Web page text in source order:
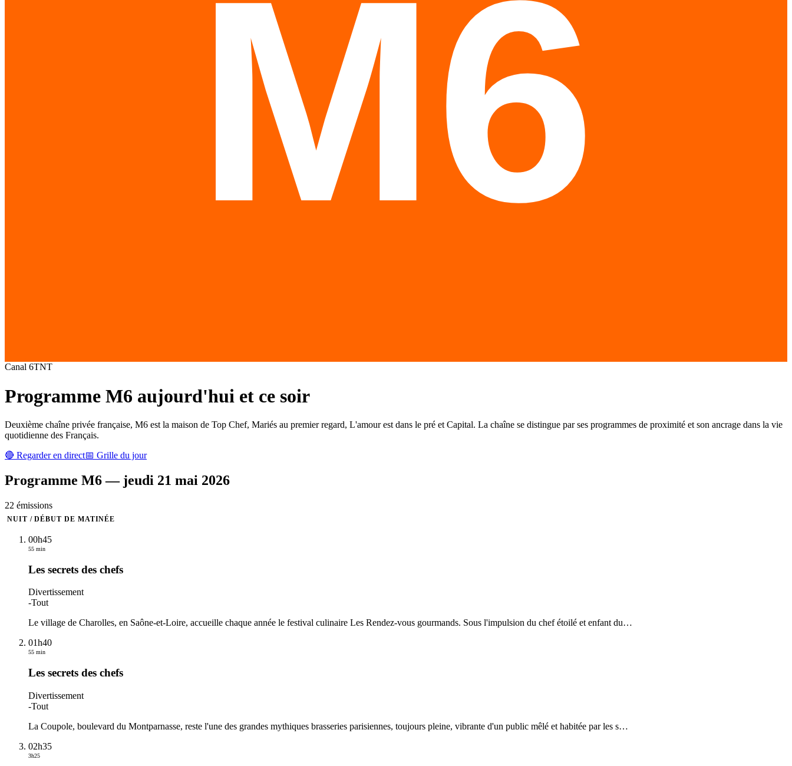
Canal 6TNT
Programme M6 aujourd'hui et ce soir
Deuxième chaîne privée française, M6 est la maison de Top Chef, Mariés au premier regard, L'amour est dans le pré et Capital. La chaîne se distingue par ses programmes de proximité et son ancrage dans la vie
quotidienne des Français.
🔴 Regarder en direct📅 Grille du jour
Programme M6— jeudi 21 mai 2026
22 émissions
NUIT / DÉBUT DE MATINÉE
00h45
55 min
Les secrets des chefs
Divertissement
-Tout
Le village de Charolles, en Saône-et-Loire, accueille chaque année le festival culinaire Les Rendez-vous gourmands. Sous l'impulsion du chef étoilé et enfant du…
01h40
55 min
Les secrets des chefs
Divertissement
-Tout
La Coupole, boulevard du Montparnasse, reste l'une des grandes mythiques brasseries parisiennes, toujours pleine, vibrante d'un public mêlé et habitée par les s…
02h35
3h25